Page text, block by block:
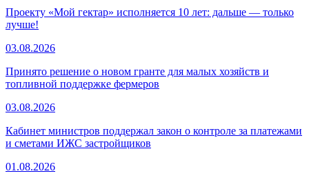
Проекту «Мой гектар» исполняется 10 лет: дальше — только
лучше!
03.08.2026
Принято решение о новом гранте для малых хозяйств и
топливной поддержке фермеров
03.08.2026
Кабинет министров поддержал закон о контроле за платежами
и сметами ИЖС застройщиков
01.08.2026